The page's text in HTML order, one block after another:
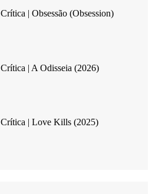
Crítica | Obsessão (Obsession)
Crítica | A Odisseia (2026)
Crítica | Love Kills (2025)